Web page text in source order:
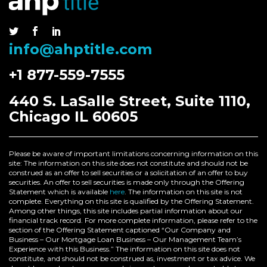
info@ahptitle.com
+1 877-559-7555
440 S. LaSalle Street, Suite 1110,
Chicago IL 60605
Please be aware of important limitations concerning information on this
site: The information on this site does not constitute and should not be
construed as an offer to sell securities or a solicitation of an offer to buy
securities. An offer to sell securities is made only through the Offering
Statement which is available here . The information on this site is not
complete. Everything on this site is qualified by the Offering Statement.
Among other things, this site includes partial information about our
financial track record. For more complete information, please refer to the
section of the Offering Statement captioned “Our Company and
Business – Our Mortgage Loan Business – Our Management Team’s
Experience with this Business.” The information on this site does not
constitute, and should not be construed as, investment or tax advice. We